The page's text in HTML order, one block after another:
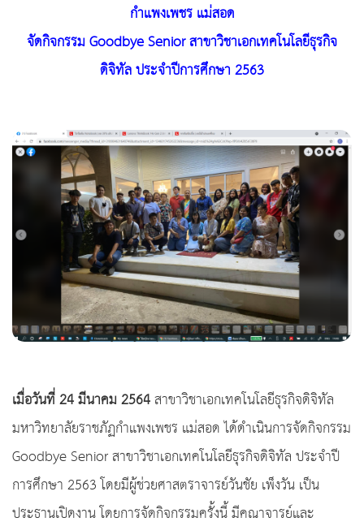
กำแพงเพชร แม่สอด
จัดกิจกรรม Goodbye Senior สาขาวิชาเอกเทคโนโลยีธุรกิจ
ดิจิทัล ประจำปีการศึกษา 2563
เมื่อวันที่ 24 มีนาคม 2564สาขาวิชาเอกเทคโนโลยีธุรกิจดิจิทัล
มหาวิทยาลัยราชภัฏกำแพงเพชร แม่สอด ได้ดำเนินการจัดกิจกรรม
Goodbye Senior สาขาวิชาเอกเทคโนโลยีธุรกิจดิจิทัล ประจำปี
การศึกษา 2563 โดยมีผู้ช่วยศาสตราจารย์วันชัย เพ็งวัน เป็น
ประธานเปิดงาน โดยการจัดกิจกรรมครั้งนี้ มีคณาจารย์และ